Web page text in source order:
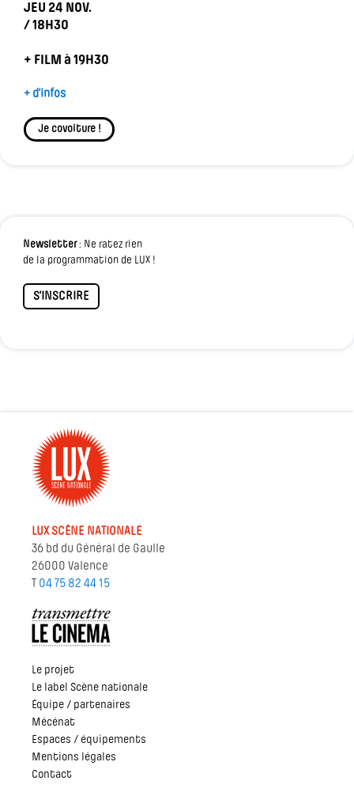
JEU 24 NOV.
/ 18H30
+ FILM à 19H30
+ d'infos
Je covoiture !
Newsletter: Ne ratez rien
de la programmation de LUX !
S'INSCRIRE
LUX SCÈNE NATIONALE
36 bd du Général de Gaulle
26000 Valence
T 04 75 82 44 15
Le projet
Le label Scène nationale
Équipe / partenaires
Mécénat
Espaces / équipements
Mentions légales
Contact